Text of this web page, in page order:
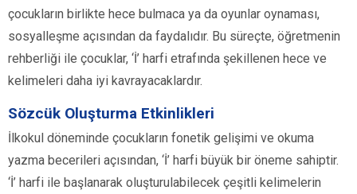
çocukların birlikte hece bulmaca ya da oyunlar oynaması,
sosyalleşme açısından da faydalıdır. Bu süreçte, öğretmenin
rehberliği ile çocuklar, ‘İ’ harfi etrafında şekillenen hece ve
kelimeleri daha iyi kavrayacaklardır.
Sözcük Oluşturma Etkinlikleri
İlkokul döneminde çocukların fonetik gelişimi ve okuma
yazma becerileri açısından, ‘İ’ harfi büyük bir öneme sahiptir.
‘İ’ harfi ile başlanarak oluşturulabilecek çeşitli kelimelerin